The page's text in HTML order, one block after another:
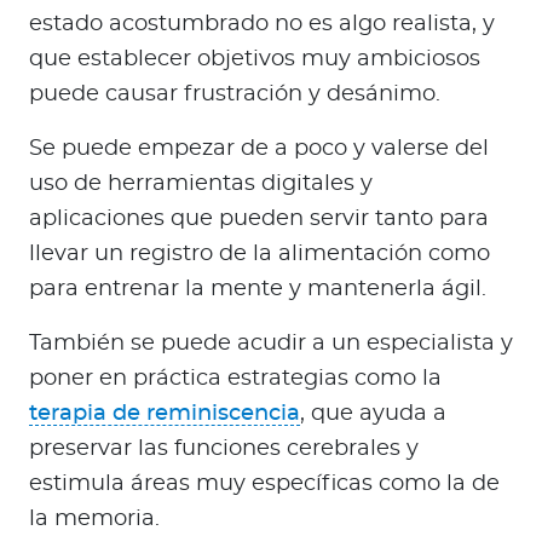
estado acostumbrado no es algo realista, y
que establecer objetivos muy ambiciosos
puede causar frustración y desánimo.
Se puede empezar de a poco y valerse del
uso de herramientas digitales y
aplicaciones que pueden servir tanto para
llevar un registro de la alimentación como
para entrenar la mente y mantenerla ágil.
También se puede acudir a un especialista y
poner en práctica estrategias como la
terapia de reminiscencia, que ayuda a
preservar las funciones cerebrales y
estimula áreas muy específicas como la de
la memoria.